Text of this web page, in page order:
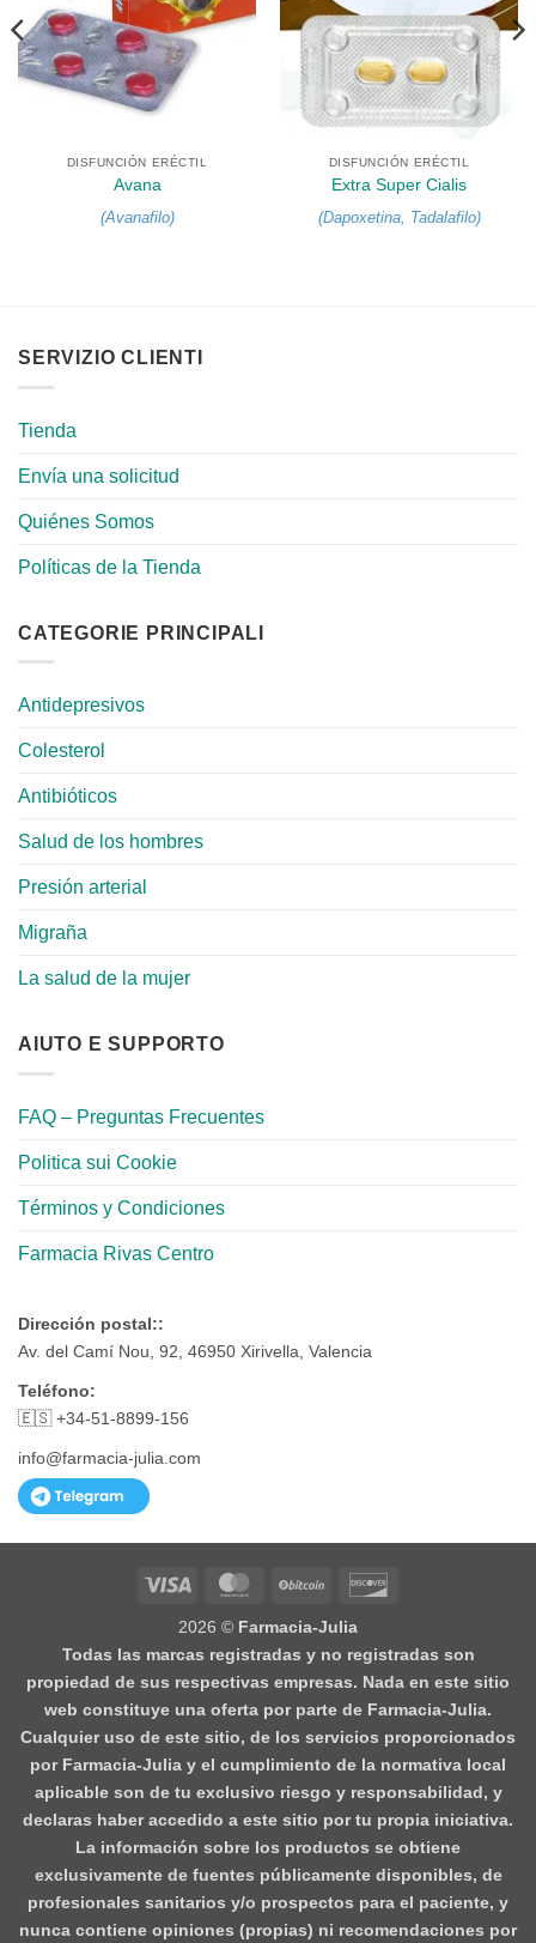
DISFUNCIÓN ERÉCTIL
Avana
(Avanafilo)
DISFUNCIÓN ERÉCTIL
Extra Super Cialis
(Dapoxetina, Tadalafilo)
SERVIZIO CLIENTI
Tienda
Envía una solicitud
Quiénes Somos
Políticas de la Tienda
CATEGORIE PRINCIPALI
Antidepresivos
Colesterol
Antibióticos
Salud de los hombres
Presión arterial
Migraña
La salud de la mujer
AIUTO E SUPPORTO
FAQ – Preguntas Frecuentes
Politica sui Cookie
Términos y Condiciones
Farmacia Rivas Centro
Dirección postal::
Av. del Camí Nou, 92, 46950 Xirivella, Valencia
Teléfono:
🇪🇸 +34-51-8899-156
info@farmacia-julia.com
Visa MasterCardBitCoin
2026 © Farmacia-Julia
Todas las marcas registradas y no registradas son
propiedad de sus respectivas empresas. Nada en este sitio
web constituye una oferta por parte de Farmacia-Julia.
Cualquier uso de este sitio, de los servicios proporcionados
por Farmacia-Julia y el cumplimiento de la normativa local
aplicable son de tu exclusivo riesgo y responsabilidad, y
declaras haber accedido a este sitio por tu propia iniciativa.
La información sobre los productos se obtiene
exclusivamente de fuentes públicamente disponibles, de
profesionales sanitarios y/o prospectos para el paciente, y
nunca contiene opiniones (propias) ni recomendaciones por